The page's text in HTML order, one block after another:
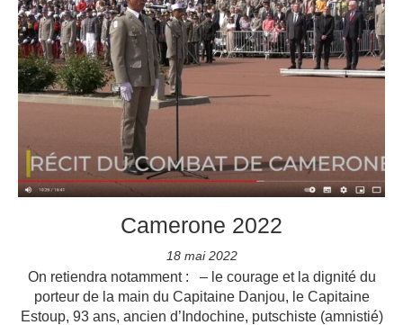
Camerone 2022
18 mai 2022
On retiendra notamment : – le courage et la dignité du
porteur de la main du Capitaine Danjou, le Capitaine
Estoup, 93 ans, ancien d’Indochine, putschiste (amnistié)